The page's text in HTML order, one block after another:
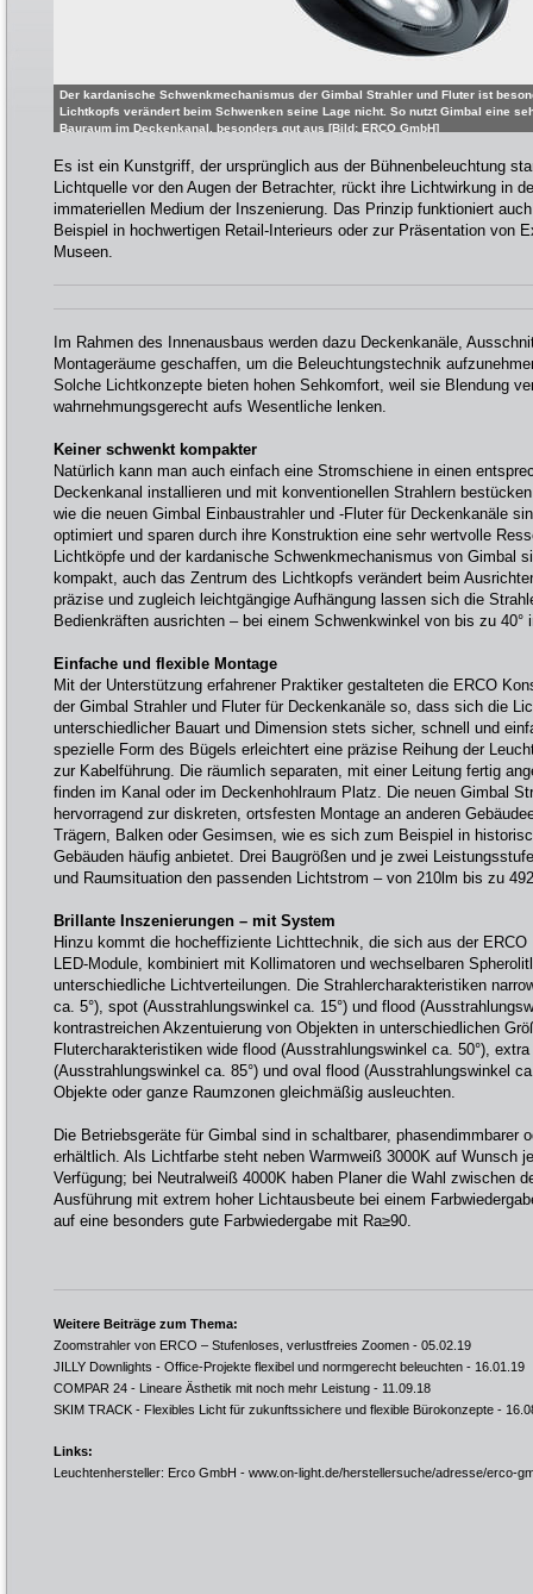
Der kardanische Schwenkmechanismus der Gimbal Strahler und Fluter ist
Lichtkopfs verändert beim Schwenken seine Lage nicht. So nutzt Gimbal eine
Bauraum im Deckenkanal, besonders gut aus [Bild: ERCO GmbH]
Es ist ein Kunstgriff, der ursprünglich aus der Bühnenbeleuchtung
Lichtquelle vor den Augen der Betrachter, rückt ihre Lichtwirkung in
immateriellen Medium der Inszenierung. Das Prinzip funktioniert
Beispiel in hochwertigen Retail-Interieurs oder zur Präsentation von
Museen.
Im Rahmen des Innenausbaus werden dazu Deckenkanäle,
Montageräume geschaffen, um die Beleuchtungstechnik
Solche Lichtkonzepte bieten hohen Sehkomfort, weil sie Blendung
wahrnehmungsgerecht aufs Wesentliche lenken.
Keiner schwenkt kompakter
Natürlich kann man auch einfach eine Stromschiene in einen
Deckenkanal installieren und mit konventionellen Strahlern
wie die neuen Gimbal Einbaustrahler und -Fluter für Deckenkanäle
optimiert und sparen durch ihre Konstruktion eine sehr wertvolle
Lichtköpfe und der kardanische Schwenkmechanismus von Gimbal
kompakt, auch das Zentrum des Lichtkopfs verändert beim
präzise und zugleich leichtgängige Aufhängung lassen sich die
Bedienkräften ausrichten – bei einem Schwenkwinkel von bis zu 40°
Einfache und flexible Montage
Mit der Unterstützung erfahrener Praktiker gestalteten die ERCO
der Gimbal Strahler und Fluter für Deckenkanäle so, dass sich die
unterschiedlicher Bauart und Dimension stets sicher, schnell und
spezielle Form des Bügels erleichtert eine präzise Reihung der
zur Kabelführung. Die räumlich separaten, mit einer Leitung fertig
finden im Kanal oder im Deckenhohlraum Platz. Die neuen Gimbal
hervorragend zur diskreten, ortsfesten Montage an anderen
Trägern, Balken oder Gesimsen, wie es sich zum Beispiel in
Gebäuden häufig anbietet. Drei Baugrößen und je zwei
und Raumsituation den passenden Lichtstrom – von 210lm bis zu
Brillante Inszenierungen – mit System
Hinzu kommt die hocheffiziente Lichttechnik, die sich aus der
LED-Module, kombiniert mit Kollimatoren und wechselbaren
unterschiedliche Lichtverteilungen. Die Strahlercharakteristiken
ca. 5°), spot (Ausstrahlungswinkel ca. 15°) und flood
kontrastreichen Akzentuierung von Objekten in unterschiedlichen
Flutercharakteristiken wide flood (Ausstrahlungswinkel ca. 50°),
(Ausstrahlungswinkel ca. 85°) und oval flood (Ausstrahlungswinkel
Objekte oder ganze Raumzonen gleichmäßig ausleuchten.
Die Betriebsgeräte für Gimbal sind in schaltbarer, phasendimmbarer
erhältlich. Als Lichtfarbe steht neben Warmweiß 3000K auf Wunsch
Verfügung; bei Neutralweiß 4000K haben Planer die Wahl zwischen
Ausführung mit extrem hoher Lichtausbeute bei einem
auf eine besonders gute Farbwiedergabe mit Ra≥90.
Weitere Beiträge zum Thema:
Zoomstrahler von ERCO – Stufenloses, verlustfreies Zoomen - 05.02.19
JILLY Downlights - Office-Projekte flexibel und normgerecht beleuchten - 16.01.19
COMPAR 24 - Lineare Ästhetik mit noch mehr Leistung - 11.09.18
SKIM TRACK - Flexibles Licht für zukunftssichere und flexible Bürokonzepte -
Links:
Leuchtenhersteller: Erco GmbH - www.on-light.de/herstellersuche/adresse/erco-